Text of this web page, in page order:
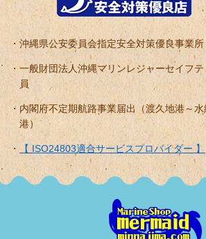
沖縄県公安委員会指定安全対策優良事業所
一般財団法人沖縄マリンレジャーセイフ
員
内閣府不定期航路事業届出（渡久地港～
港）
【 ISO24803適合サービスプロバイダー 】